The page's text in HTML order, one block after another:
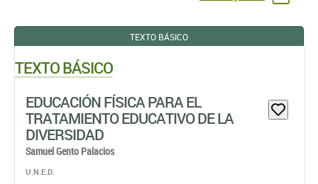
TEXTO BÁSICO
TEXTO BÁSICO
EDUCACIÓN FÍSICA PARA EL
TRATAMIENTO EDUCATIVO DE LA
DIVERSIDAD
Samuel Gento Palacios
U.N.E.D.